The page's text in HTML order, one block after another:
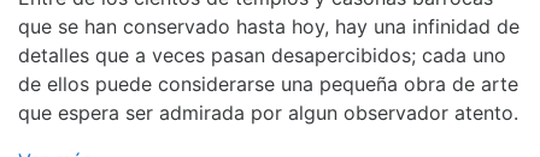
que se han conservado hasta hoy, hay una infinidad de
detalles que a veces pasan desapercibidos; cada uno
de ellos puede considerarse una pequeña obra de arte
que espera ser admirada por algun observador atento.